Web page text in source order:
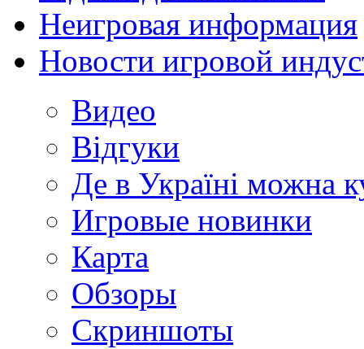
Неигровая информация
Новости игровой
Видео
Відгуки
Де в Україні можна
Игровые новинки
Карта
Обзоры
Скриншоты